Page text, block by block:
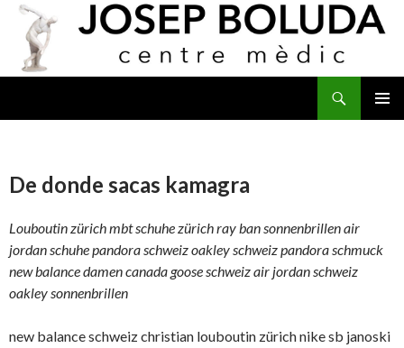
De donde sacas kamagra
Louboutin zürich mbt schuhe zürich ray ban sonnenbrillen air
jordan schuhe pandora schweiz oakley schweiz pandora schmuck
new balance damen canada goose schweiz air jordan schweiz
oakley sonnenbrillen
new balance schweiz christian louboutin zürich nike sb janoski